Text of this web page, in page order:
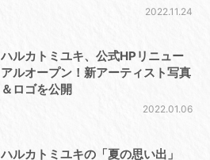
2022.11.24
ハルカトミユキ、公式HPリニュー
アルオープン！新アーティスト写真
＆ロゴを公開
2022.01.06
ハルカトミユキの「夏の思い出」